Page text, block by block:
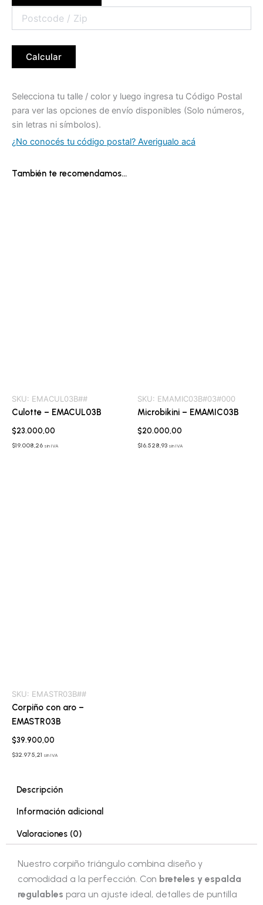
Calcular
Selecciona tu talle / color y luego ingresa tu Código Postal
para ver las opciones de envío disponibles (Solo números,
sin letras ni símbolos).
¿No conocés tu código postal? Averigualo acá
También te recomendamos…
SKU: EMACUL03B##
Culotte – EMACUL03B
$23.000,00
$19.008,26 sin IVA
SKU: EMAMIC03B#03#000
Microbikini – EMAMIC03B
$20.000,00
$16.528,93 sin IVA
SKU: EMASTR03B##
Corpiño con aro –
EMASTR03B
$39.900,00
$32.975,21 sin IVA
Descripción
Información adicional
Valoraciones (0)
Nuestro corpiño triángulo combina diseño y
comodidad a la perfección. Con breteles y espalda
regulables para un ajuste ideal, detalles de puntilla